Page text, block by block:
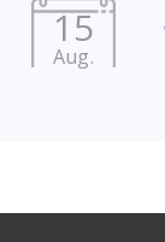
15
Aug.